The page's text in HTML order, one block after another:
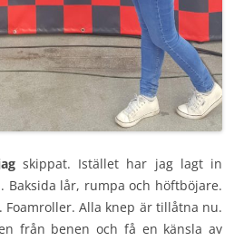
skippat. Istället har jag lagt in
Baksida lår, rumpa och höftböjare.
Foamroller. Alla knep är tillåtna nu.
från benen och få en känsla av